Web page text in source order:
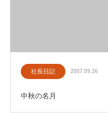
社長日記 2007.09.26
中秋の名月